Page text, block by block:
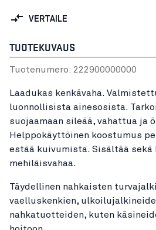
VERTAILE
TUOTEKUVAUS
Tuotenumero: 222900000000
Laadukas kenkävaha.
luonnollisista ainesosista.
suojaamaan sileää, vahattua ja
Helppokäyttöinen koostumus
estää kuivumista. Sisältää sekä
mehiläisvahaa.
Täydellinen nahkaisten
vaelluskenkien,
nahkatuotteiden, kuten